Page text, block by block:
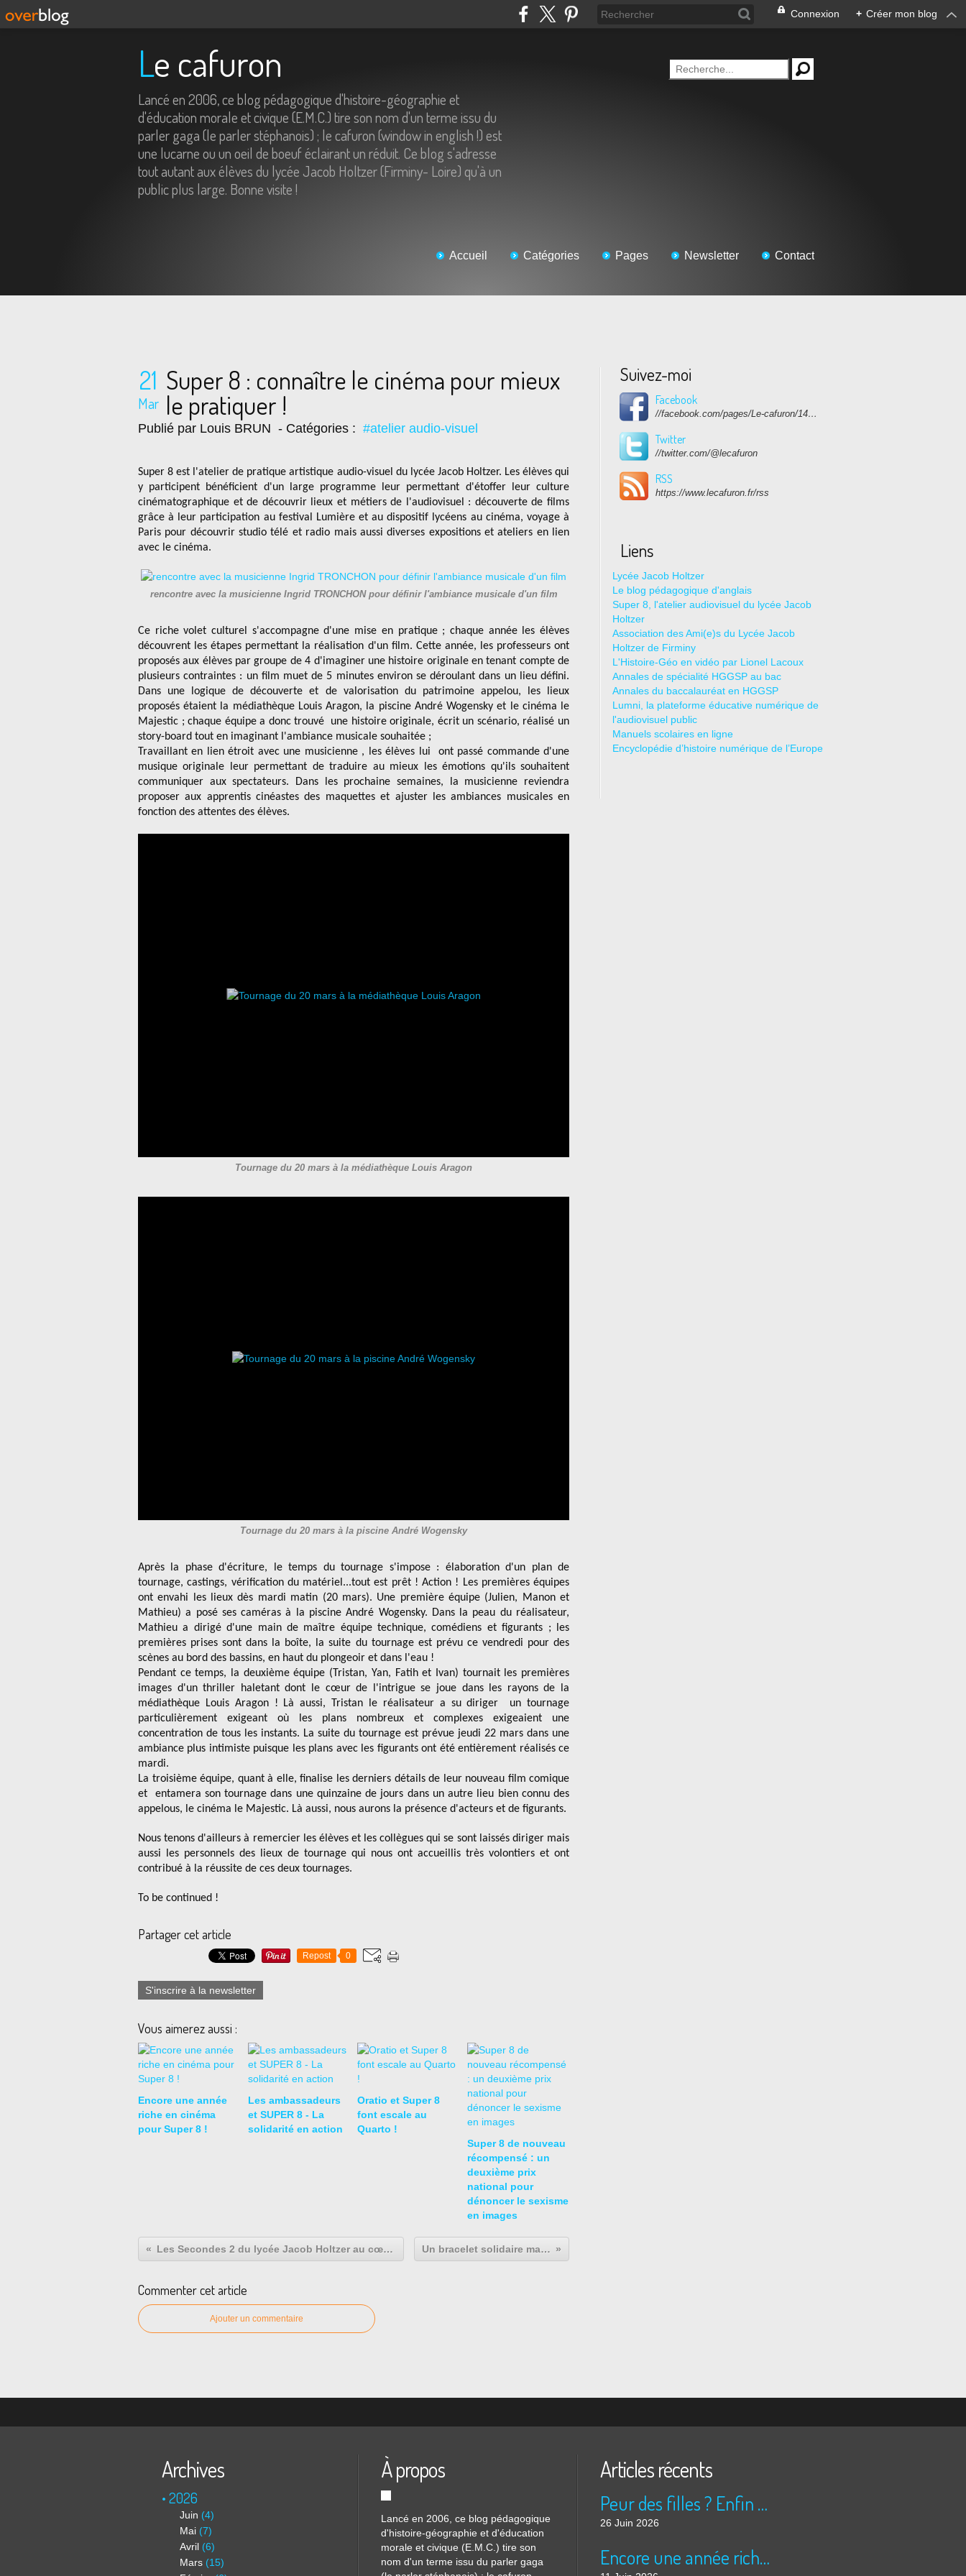
Connexion + Créer mon blog
Le cafuron
Lancé en 2006, ce blog pédagogique d'histoire-géographie et
d'éducation morale et civique (E.M.C.) tire son nom d'un terme issu du
parler gaga (le parler stéphanois) ; le cafuron (window in english !) est
une lucarne ou un oeil de boeuf éclairant un réduit. Ce blog s'adresse
tout autant aux élèves du lycée Jacob Holtzer (Firminy- Loire) qu'à un
public plus large. Bonne visite !
Accueil Catégories Pages Newsletter Contact
21
Mar
Super 8 : connaître le cinéma pour mieux
le pratiquer !
Publié par Louis BRUN - Catégories : #atelier audio-visuel
Super 8 est l'atelier de pratique artistique audio-visuel du lycée Jacob Holtzer. Les élèves qui
y participent bénéficient d'un large programme leur permettant d'étoffer leur culture
cinématographique et de découvrir lieux et métiers de l'audiovisuel : découverte de films
grâce à leur participation au festival Lumière et au dispositif lycéens au cinéma, voyage à
Paris pour découvrir studio télé et radio mais aussi diverses expositions et ateliers en lien
avec le cinéma.
rencontre avec la musicienne Ingrid TRONCHON pour définir l'ambiance musicale d'un film
Ce riche volet culturel s'accompagne d'une mise en pratique ; chaque année les élèves
découvrent les étapes permettant la réalisation d'un film. Cette année, les professeurs ont
proposés aux élèves par groupe de 4 d'imaginer une histoire originale en tenant compte de
plusieurs contraintes : un film muet de 5 minutes environ se déroulant dans un lieu défini.
Dans une logique de découverte et de valorisation du patrimoine appelou, les lieux
proposés étaient la médiathèque Louis Aragon, la piscine André Wogensky et le cinéma le
Majestic ; chaque équipe a donc trouvé une histoire originale, écrit un scénario, réalisé un
story-board tout en imaginant l'ambiance musicale souhaitée ;
Travaillant en lien étroit avec une musicienne , les élèves lui ont passé commande d'une
musique originale leur permettant de traduire au mieux les émotions qu'ils souhaitent
communiquer aux spectateurs. Dans les prochaine semaines, la musicienne reviendra
proposer aux apprentis cinéastes des maquettes et ajuster les ambiances musicales en
fonction des attentes des élèves.
Tournage du 20 mars à la médiathèque Louis Aragon
Tournage du 20 mars à la piscine André Wogensky
Après la phase d'écriture, le temps du tournage s'impose : élaboration d'un plan de
tournage, castings, vérification du matériel...tout est prêt ! Action ! Les premières équipes
ont envahi les lieux dès mardi matin (20 mars). Une première équipe (Julien, Manon et
Mathieu) a posé ses caméras à la piscine André Wogensky. Dans la peau du réalisateur,
Mathieu a dirigé d'une main de maître équipe technique, comédiens et figurants ; les
premières prises sont dans la boîte, la suite du tournage est prévu ce vendredi pour des
scènes au bord des bassins, en haut du plongeoir et dans l'eau !
Pendant ce temps, la deuxième équipe (Tristan, Yan, Fatih et Ivan) tournait les premières
images d'un thriller haletant dont le cœur de l'intrigue se joue dans les rayons de la
médiathèque Louis Aragon ! Là aussi, Tristan le réalisateur a su diriger un tournage
particulièrement exigeant où les plans nombreux et complexes exigeaient une
concentration de tous les instants. La suite du tournage est prévue jeudi 22 mars dans une
ambiance plus intimiste puisque les plans avec les figurants ont été entièrement réalisés ce
mardi.
La troisième équipe, quant à elle, finalise les derniers détails de leur nouveau film comique
et entamera son tournage dans une quinzaine de jours dans un autre lieu bien connu des
appelous, le cinéma le Majestic. Là aussi, nous aurons la présence d'acteurs et de figurants.
Nous tenons d'ailleurs à remercier les élèves et les collègues qui se sont laissés diriger mais
aussi les personnels des lieux de tournage qui nous ont accueillis très volontiers et ont
contribué à la réussite de ces deux tournages.
To be continued !
Partager cet article
Repost 0
S'inscrire à la newsletter
Vous aimerez aussi :
Encore une année
riche en cinéma
pour Super 8 !
Les ambassadeurs
et SUPER 8 - La
solidarité en action
Oratio et Super 8
font escale au
Quarto !
Super 8 de nouveau
récompensé : un
deuxième prix
national pour
dénoncer le sexisme
en images
Les Secondes 2 du lycée Jacob Holtzer au cœur de l'action solidaire Un bracelet solidaire made in Jacob !
Commenter cet article
Ajouter un commentaire
Suivez-moi
Facebook
//facebook.com/pages/Le-cafuron/1415682768741632
Twitter
//twitter.com/@lecafuron
RSS
https://www.lecafuron.fr/rss
Liens
Lycée Jacob Holtzer
Le blog pédagogique d'anglais
Super 8, l'atelier audiovisuel du lycée Jacob
Holtzer
Association des Ami(e)s du Lycée Jacob
Holtzer de Firminy
L'Histoire-Géo en vidéo par Lionel Lacoux
Annales de spécialité HGGSP au bac
Annales du baccalauréat en HGGSP
Lumni, la plateforme éducative numérique de
l'audiovisuel public
Manuels scolaires en ligne
Encyclopédie d’histoire numérique de l’Europe
Archives
2026
Juin (4)
Mai (7)
Avril (6)
Mars (15)
À propos
Lancé en 2006, ce blog pédagogique
d'histoire-géographie et d'éducation
morale et civique (E.M.C.) tire son
nom d'un terme issu du parler gaga
Articles récents
Peur des filles ? Enfin rassuré ?
26 Juin 2026
Encore une année riche en cinéma pour Super 8 !